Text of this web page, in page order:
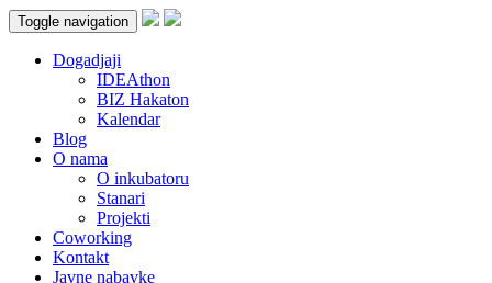
Toggle navigation
Dogadjaji
IDEAthon
BIZ Hakaton
Kalendar
Blog
O nama
O inkubatoru
Stanari
Projekti
Coworking
Kontakt
Javne nabavke